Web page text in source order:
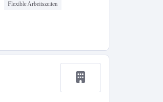
Flexible Arbeitszeiten